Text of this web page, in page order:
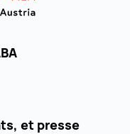
et presse